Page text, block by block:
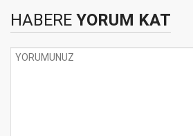
HABERE YORUM KAT